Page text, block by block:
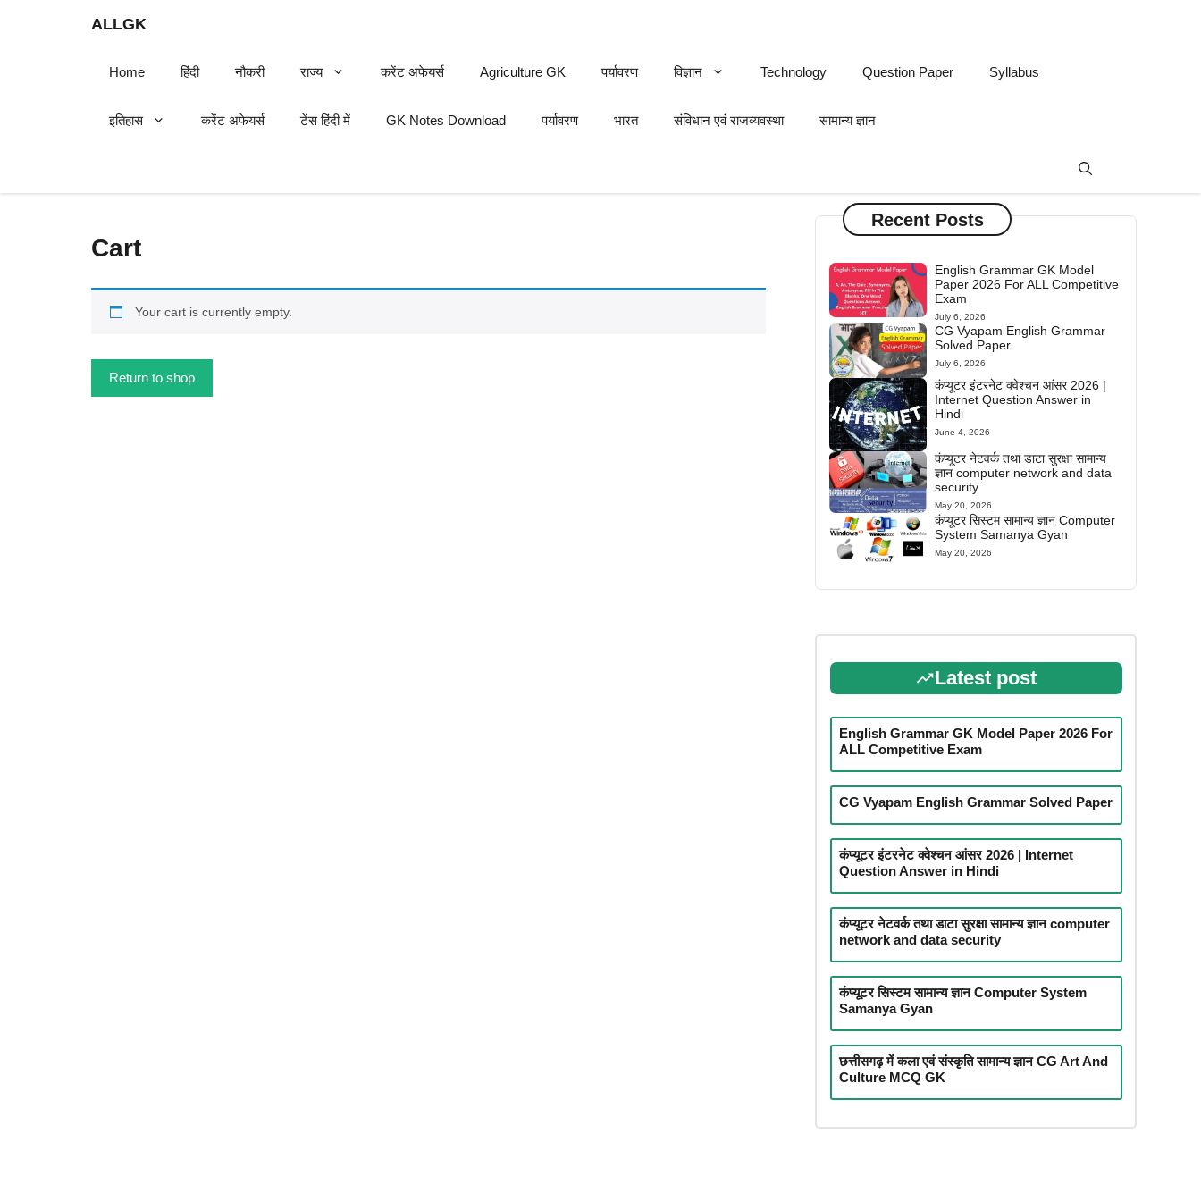
ALLGK
Home हिंदी नौकरी राज्य करेंट अफेयर्स Agriculture GK पर्यावरण विज्ञान Technology Question Paper Syllabus
इतिहास करेंट अफेयर्स टेंस हिंदी में GK Notes Download पर्यावरण भारत संविधान एवं राजव्यवस्था सामान्य ज्ञान
Cart
Your cart is currently empty.
Return to shop
Recent Posts
English Grammar GK Model
Paper 2026 For ALL Competitive
Exam
July 6, 2026
CG Vyapam English Grammar
Solved Paper
July 6, 2026
कंप्यूटर इंटरनेट क्वेश्चन आंसर 2026 |
Internet Question Answer in
Hindi
June 4, 2026
कंप्यूटर नेटवर्क तथा डाटा सुरक्षा सामान्य
ज्ञान computer network and data
security
May 20, 2026
कंप्यूटर सिस्टम सामान्य ज्ञान Computer
System Samanya Gyan
May 20, 2026
Latest post
English Grammar GK Model Paper 2026 For
ALL Competitive Exam
CG Vyapam English Grammar Solved Paper
कंप्यूटर इंटरनेट क्वेश्चन आंसर 2026 | Internet
Question Answer in Hindi
कंप्यूटर नेटवर्क तथा डाटा सुरक्षा सामान्य ज्ञान computer
network and data security
कंप्यूटर सिस्टम सामान्य ज्ञान Computer System
Samanya Gyan
छत्तीसगढ़ में कला एवं संस्कृति सामान्य ज्ञान CG Art And
Culture MCQ GK